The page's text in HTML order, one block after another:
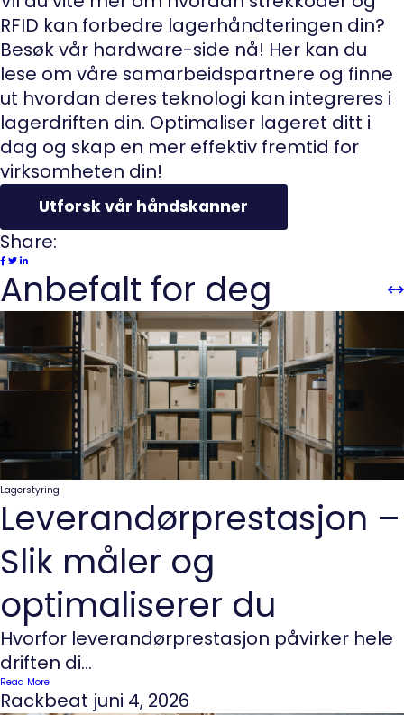
RFID kan forbedre lagerhåndteringen din?
Besøk vår hardware-side nå! Her kan du
lese om våre samarbeidspartnere og finne
ut hvordan deres teknologi kan integreres i
lagerdriften din. Optimaliser lageret ditt i
dag og skap en mer effektiv fremtid for
virksomheten din!
Utforsk vår håndskanner
Share:
Anbefalt for deg
Lagerstyring
Leverandørprestasjon –
Slik måler og
optimaliserer du
Hvorfor leverandørprestasjon påvirker hele
driften di...
Read More
Rackbeat juni 4, 2026